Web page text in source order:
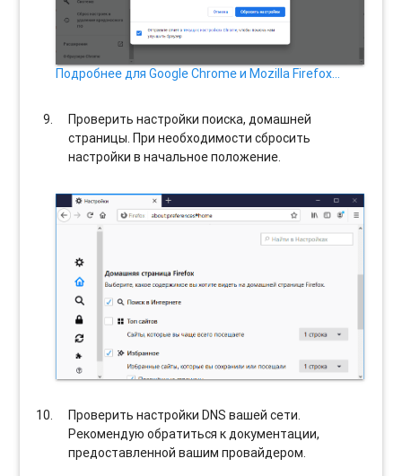
Подробнее для Google Chrome и Mozilla Firefox…
Проверить настройки поиска, домашней
страницы. При необходимости сбросить
настройки в начальное положение.
Проверить настройки DNS вашей сети.
Рекомендую обратиться к документации,
предоставленной вашим провайдером.